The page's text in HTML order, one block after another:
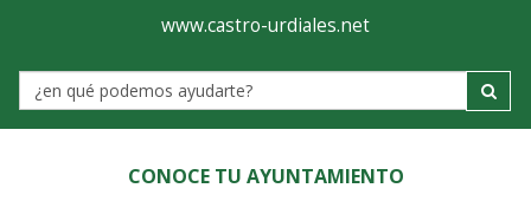
Ayuntamiento
de
Castro-
Urdiales
www.castro-urdiales.net
Label
CONOCE TU AYUNTAMIENTO